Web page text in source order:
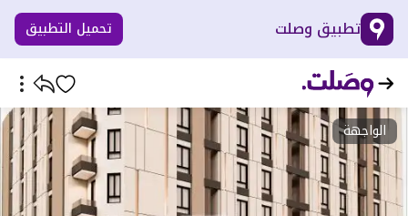
تطبيق وصلت تحميل التطبيق
الواجهة